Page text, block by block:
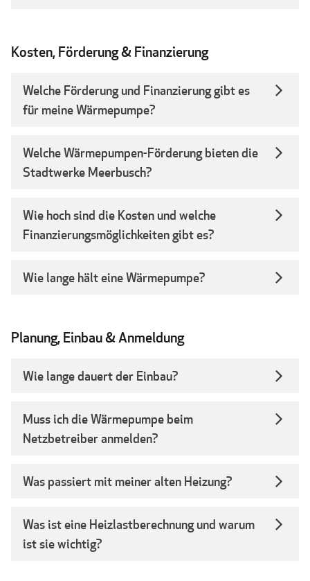
Kosten, Förderung & Finanzierung
Welche Förderung und Finanzierung gibt es
für meine Wärmepumpe?
Welche Wärmepumpen-Förderung bieten die
Stadtwerke Meerbusch?
Wie hoch sind die Kosten und welche
Finanzierungsmöglichkeiten gibt es?
Wie lange hält eine Wärmepumpe?
Planung, Einbau & Anmeldung
Wie lange dauert der Einbau?
Muss ich die Wärmepumpe beim
Netzbetreiber anmelden?
Was passiert mit meiner alten Heizung?
Was ist eine Heizlastberechnung und warum
ist sie wichtig?